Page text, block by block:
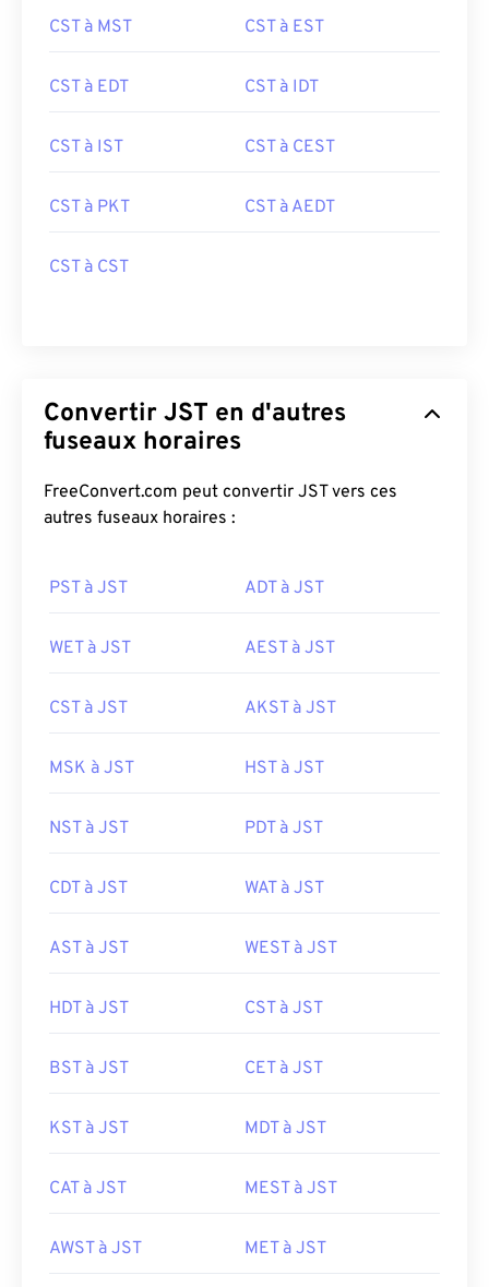
CST à MST CST à EST
CST à EDT CST à IDT
CST à IST CST à CEST
CST à PKT CST à AEDT
CST à CST
Convertir JST en d'autres
fuseaux horaires
FreeConvert.com peut convertir JST vers ces
autres fuseaux horaires :
PST à JST ADT à JST
WET à JST AEST à JST
CST à JST AKST à JST
MSK à JST HST à JST
NST à JST PDT à JST
CDT à JST WAT à JST
AST à JST WEST à JST
HDT à JST CST à JST
BST à JST CET à JST
KST à JST MDT à JST
CAT à JST MEST à JST
AWST à JST MET à JST